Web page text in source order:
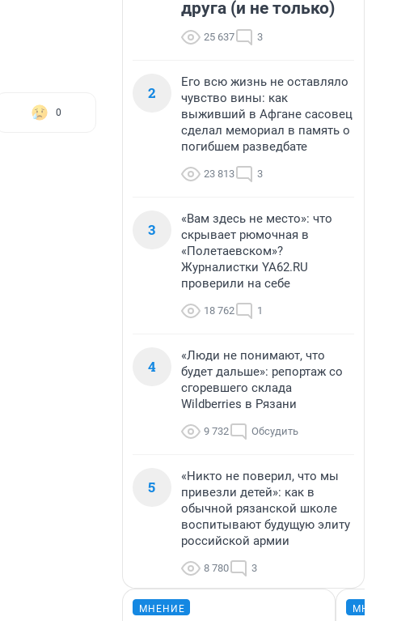
0
друга (и не только)
25 637 3
2
Его всю жизнь не оставляло
чувство вины: как
выживший в Афгане сасовец
сделал мемориал в память о
погибшем разведбате
23 813 3
3
«Вам здесь не место»: что
скрывает рюмочная в
«Полетаевском»?
Журналистки YA62.RU
проверили на себе
18 762 1
4
«Люди не понимают, что
будет дальше»: репортаж со
сгоревшего склада
Wildberries в Рязани
9 732 Обсудить
5
«Никто не поверил, что мы
привезли детей»: как в
обычной рязанской школе
воспитывают будущую элиту
российской армии
8 780 3
МНЕНИЕ